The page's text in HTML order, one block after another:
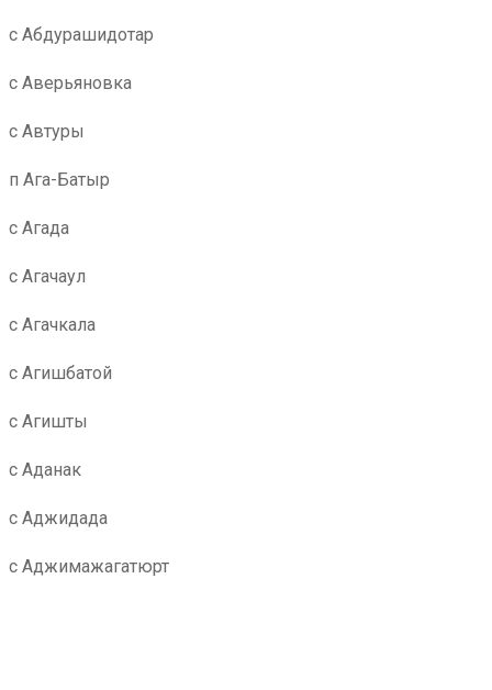
с Абдурашидотар
с Аверьяновка
с Автуры
п Ага-Батыр
с Агада
с Агачаул
с Агачкала
с Агишбатой
с Агишты
с Аданак
с Аджидада
с Аджимажагатюрт